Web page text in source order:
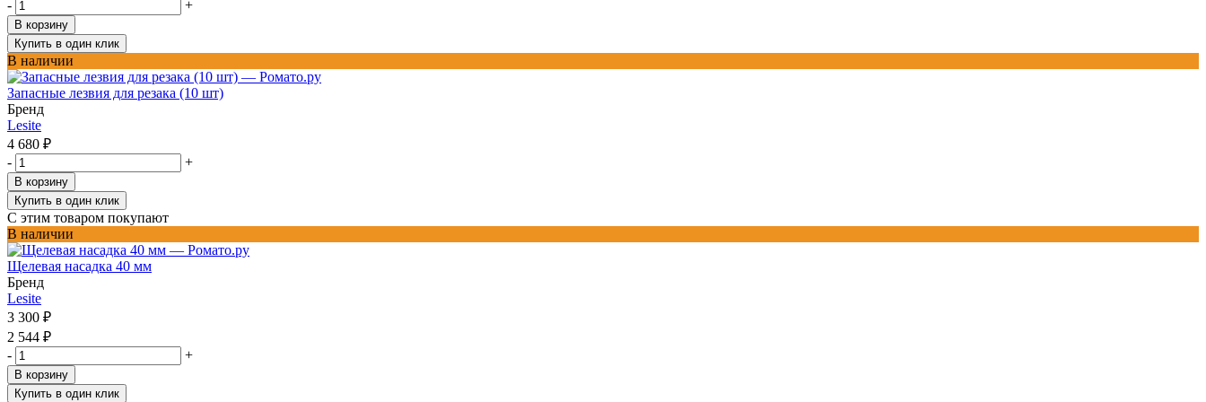
- +
В корзину
Купить в один клик
В наличии
Запасные лезвия для резака (10 шт)
Бренд
Lesite
4 680 ₽
-
+
В корзину
Купить в один клик
С этим товаром покупают
В наличии
Щелевая насадка 40 мм
Бренд
Lesite
3 300 ₽
2 544 ₽
-
+
В корзину
Купить в один клик